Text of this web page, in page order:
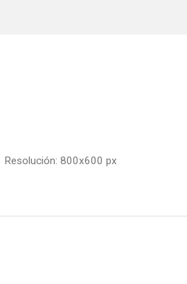
Resolución: 800x600 px